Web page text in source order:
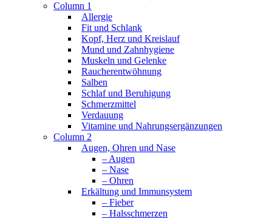
Column 1
Allergie
Fit und Schlank
Kopf, Herz und Kreislauf
Mund und Zahnhygiene
Muskeln und Gelenke
Raucherentwöhnung
Salben
Schlaf und Beruhigung
Schmerzmittel
Verdauung
Vitamine und Nahrungsergänzungen
Column 2
Augen, Ohren und Nase
– Augen
– Nase
– Ohren
Erkältung und Immunsystem
– Fieber
– Halsschmerzen